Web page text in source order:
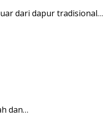
dari dapur tradisional…
dan…